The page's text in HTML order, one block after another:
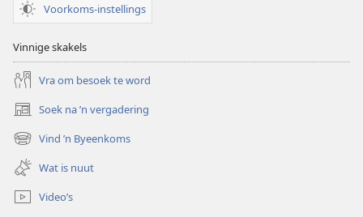
Voorkoms-instellings
Vinnige skakels
Vra om besoek te word
Soek na ’n vergadering
(maak
nuwe
venster
oop)
Vind ’n Byeenkoms
(maak
nuwe
venster
oop)
Wat is nuut
Video’s